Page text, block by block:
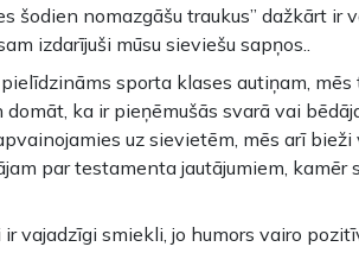
nomazgāšu traukus” dažkārt ir
izdarījuši mūsu sieviešu sapņos..
sporta klases autiņam,
ka ir pieņēmušās svarā vai
uz sievietēm, mēs arī
par testamenta jautājumiem, kamēr
vajadzīgi smiekli, jo humors vairo